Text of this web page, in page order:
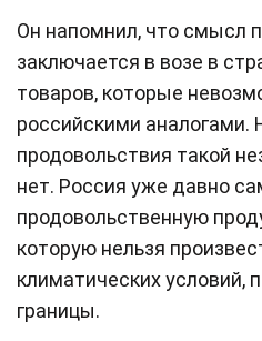
Он напомнил, что смысл
заключается в возе в
товаров, которые
российскими аналогами.
продовольствия такой
нет. Россия уже давно
продовольственную
которую нельзя
климатических условий,
границы.